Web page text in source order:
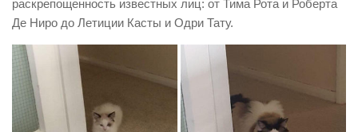
раскрепощенность известных лиц: от Тима Рота и Роберта
Де Ниро до Летиции Касты и Одри Тату.